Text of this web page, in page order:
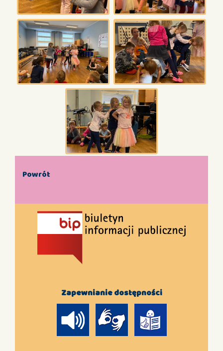
Powrót
Zapewnianie dostępności